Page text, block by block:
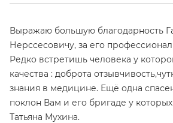
Выражаю большую благодарность
Нерссесовичу, за его
Редко встретишь человека у
качества : доброта
знания в медицине. Ещё одна
поклон Вам и его бригаде у
Татьяна Мухина.